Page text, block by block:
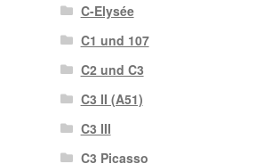
C-Elysée
C1 und 107
C2 und C3
C3 II (A51)
C3 III
C3 Picasso